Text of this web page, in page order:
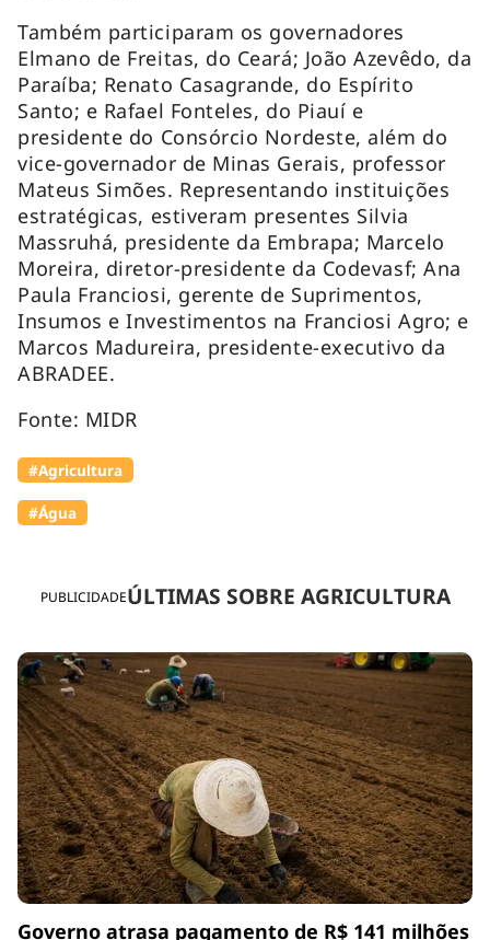
PUBLICIDADEÚLTIMAS SOBRE AGRICULTURA
Governo atrasa pagamento de R$ 141 milhões
Também participaram os governadores
Elmano de Freitas, do Ceará; João Azevêdo, da
Paraíba; Renato Casagrande, do Espírito
Santo; e Rafael Fonteles, do Piauí e
presidente do Consórcio Nordeste, além do
vice-governador de Minas Gerais, professor
Mateus Simões. Representando instituições
estratégicas, estiveram presentes Silvia
Massruhá, presidente da Embrapa; Marcelo
Moreira, diretor-presidente da Codevasf; Ana
Paula Franciosi, gerente de Suprimentos,
Insumos e Investimentos na Franciosi Agro; e
Marcos Madureira, presidente-executivo da
ABRADEE.
Fonte: MIDR
#Agricultura
#Água